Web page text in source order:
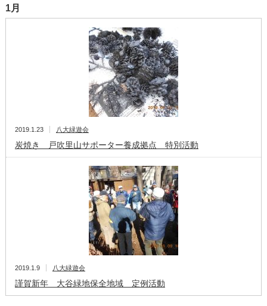
1月
2019.1.23 八大緑遊会
炭焼き 戸吹里山サポーター養成拠点 特別活動
2019.1.9 八大緑遊会
謹賀新年 大谷緑地保全地域 定例活動